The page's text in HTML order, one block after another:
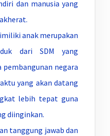
dan manusia yang
anak merupakan
dari SDM yang
negara
yang akan datang
lebih tepat guna
diinginkan.
tanggung jawab dan